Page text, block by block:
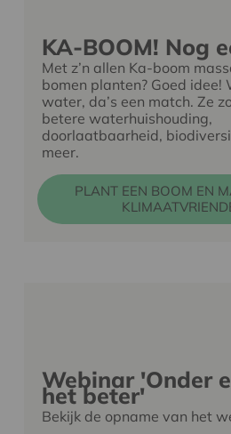
KA-BOOM! Nog
Met z’n allen Ka-boom
bomen planten? Goed idee!
water, da’s een match. Ze
betere waterhuishouding,
doorlaatbaarheid,
meer.
PLANT EEN BOOM EN
Webinar 'Onder
het beter'
Bekijk de opname van het